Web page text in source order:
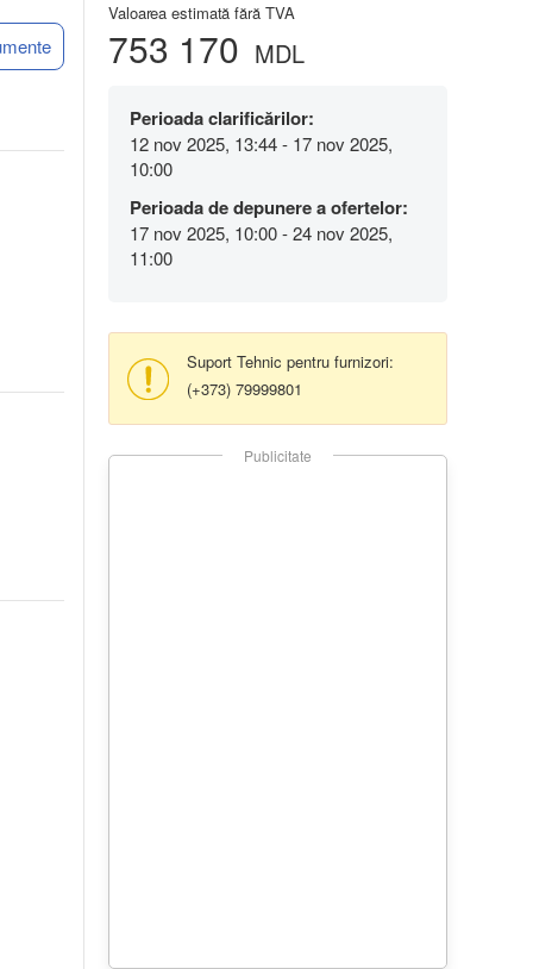
Valoarea estimată fără TVA
753 170 MDL
Perioada clarificărilor:
12 nov 2025, 13:44 - 17 nov 2025,
10:00
Perioada de depunere a ofertelor:
17 nov 2025, 10:00 - 24 nov 2025,
11:00
Suport Tehnic pentru furnizori:
(+373) 79999801
Publicitate